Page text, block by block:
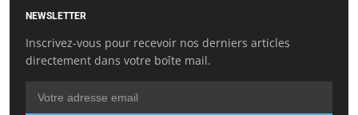
NEWSLETTER
Inscrivez-vous pour recevoir nos derniers articles
directement dans votre boîte mail.